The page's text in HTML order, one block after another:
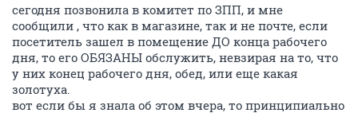
сегодня позвонила в комитет по ЗПП, и мне
сообщили , что как в магазине, так и не почте, если
посетитель зашел в помещение ДО конца рабочего
дня, то его ОБЯЗАНЫ обслужить, невзирая на то, что
у них конец рабочего дня, обед, или еще какая
золотуха.
вот если бы я знала об этом вчера, то принципиально